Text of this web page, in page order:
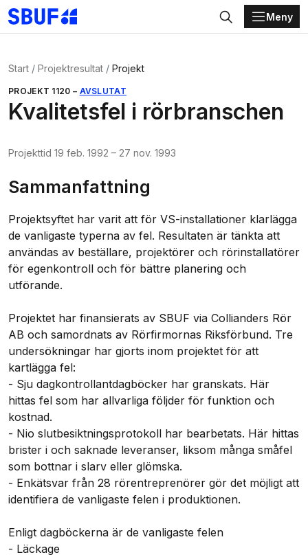
Gå direkt till huvudinnehållet
Sök
Meny
Start Projektresultat Projekt
PROJEKT 1120 – AVSLUTAT
Kvalitetsfel i rörbranschen
Projekttid 19 feb. 1992 – 27 nov. 1993
Sammanfattning
Projektsyftet har varit att för VS-installationer klarlägga
de vanligaste typerna av fel. Resultaten är tänkta att
användas av beställare, projektörer och rörinstallatörer
för egenkontroll och för bättre planering och
utförande.
Projektet har finansierats av SBUF via Collianders Rör
AB och samordnats av Rörfirmornas Riksförbund. Tre
undersökningar har gjorts inom projektet för att
kartlägga fel:
- Sju dagkontrollantdagböcker har granskats. Här
hittas fel som har allvarliga följder för funktion och
kostnad.
- Nio slutbesiktningsprotokoll har bearbetats. Här hittas
brister i och saknade leveranser, liksom många småfel
som bottnar i slarv eller glömska.
- Enkätsvar från 28 rörentreprenörer gör det möjligt att
identifiera de vanligaste felen i produktionen.
Enligt dagböckerna är de vanligaste felen
- Läckage